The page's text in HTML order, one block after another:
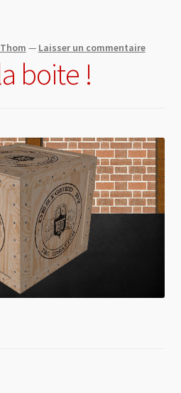
Thom — Laisser un commentaire
boite !